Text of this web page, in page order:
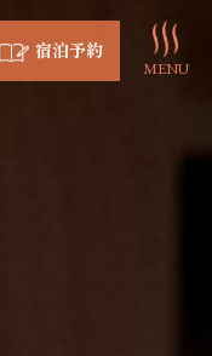
宿泊予約
MENU